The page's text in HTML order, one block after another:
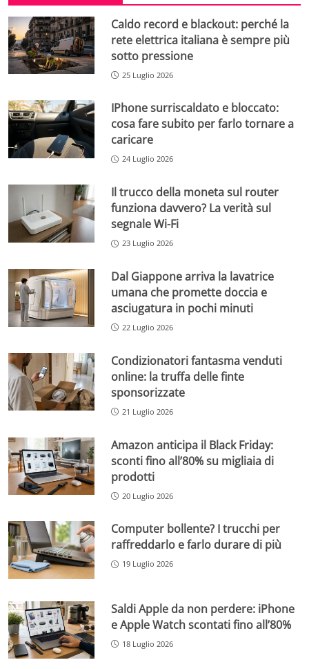
Caldo record e blackout: perché la
rete elettrica italiana è sempre più
sotto pressione
25 Luglio 2026
IPhone surriscaldato e bloccato:
cosa fare subito per farlo tornare a
caricare
24 Luglio 2026
Il trucco della moneta sul router
funziona davvero? La verità sul
segnale Wi-Fi
23 Luglio 2026
Dal Giappone arriva la lavatrice
umana che promette doccia e
asciugatura in pochi minuti
22 Luglio 2026
Condizionatori fantasma venduti
online: la truffa delle finte
sponsorizzate
21 Luglio 2026
Amazon anticipa il Black Friday:
sconti fino all’80% su migliaia di
prodotti
20 Luglio 2026
Computer bollente? I trucchi per
raffreddarlo e farlo durare di più
19 Luglio 2026
Saldi Apple da non perdere: iPhone
e Apple Watch scontati fino all’80%
18 Luglio 2026